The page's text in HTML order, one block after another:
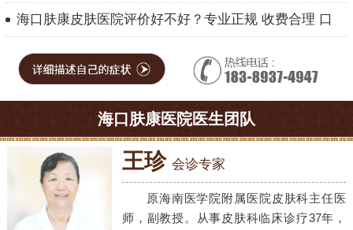
海口肤康皮肤医院评价好不好？专业正规 收费合理 口
海口肤康医院医生团队
王珍 会诊专家
原海南医学院附属医院皮肤科主任医
师，副教授。从事皮肤科临床诊疗37年，